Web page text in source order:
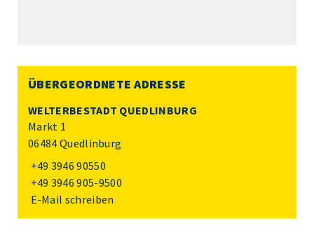
ÜBERGEORDNETE ADRESSE
WELTERBESTADT QUEDLINBURG
Markt 1
06484 Quedlinburg
+49 3946 90550
+49 3946 905-9500
E-Mail schreiben